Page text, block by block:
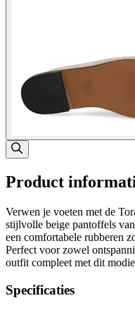
Product
Verwen je voeten met de
stijlvolle beige pantoffels
een comfortabele rubberen
Perfect voor zowel
outfit compleet met dit
Specificaties